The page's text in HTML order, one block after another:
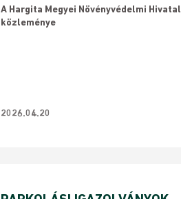
A Hargita Megyei Növényvédelmi Hivatal
közleménye
2026.04.20